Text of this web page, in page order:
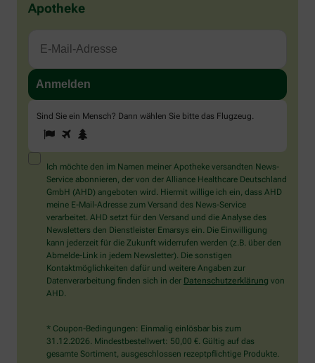
Apotheke
Sind Sie ein Mensch? Dann wählen Sie bitte das Flugzeug.
Sind
Sie
ein
Mensch?
Dann
wählen
Sie
bitte
das
Flugzeug.
1 2
Ich möchte den im Namen meiner Apotheke versandten News-
Service abonnieren, der von der Alliance Healthcare Deutschland
GmbH (AHD) angeboten wird. Hiermit willige ich ein, dass AHD
meine E-Mail-Adresse zum Versand des News-Service
verarbeitet. AHD setzt für den Versand und die Analyse des
Newsletters den Dienstleister Emarsys ein. Die Einwilligung
kann jederzeit für die Zukunft widerrufen werden (z.B. über den
Abmelde-Link in jedem Newsletter). Die sonstigen
Kontaktmöglichkeiten dafür und weitere Angaben zur
Datenverarbeitung finden sich in der Datenschutzerklärung von
AHD.
* Coupon-Bedingungen: Einmalig einlösbar bis zum
31.12.2026. Mindestbestellwert: 50,00 €. Gültig auf das
gesamte Sortiment, ausgeschlossen rezeptpflichtige Produkte.